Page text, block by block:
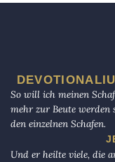
So will ich meinen
mehr zur Beute werden
den einzelnen Schafen.
Und er heilte viele, die